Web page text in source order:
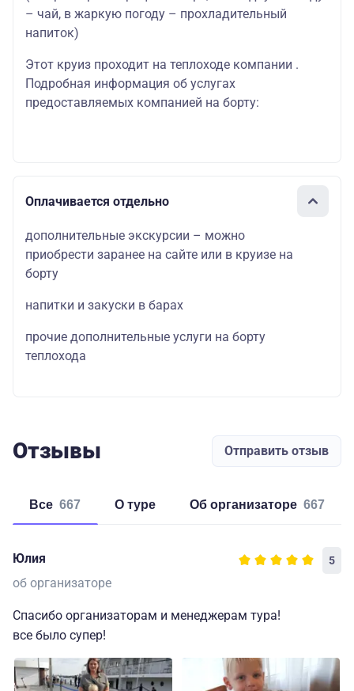
– чай, в жаркую погоду – прохладительный
напиток)
Этот круиз проходит на теплоходе компании .
Подробная информация об услугах
предоставляемых компанией на борту:
Оплачивается отдельно
дополнительные экскурсии – можно
приобрести заранее на сайте или в круизе на
борту
напитки и закуски в барах
прочие дополнительные услуги на борту
теплохода
Отзывы Отправить отзыв
Все 667 о туре об организаторе 667
Юлия 5
об организаторе
Спасибо организаторам и менеджерам тура!
все было супер!